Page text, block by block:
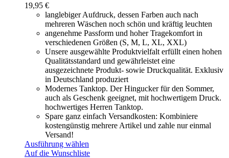
19,95 €
langlebiger Aufdruck, dessen Farben auch nach
mehreren Wäschen noch schön und kräftig leuchten
angenehme Passform und hoher Tragekomfort in
verschiedenen Größen (S, M, L, XL, XXL)
Unsere ausgewählte Produktvielfalt erfüllt einen hohen
Qualitätsstandard und gewährleistet eine
ausgezeichnete Produkt- sowie Druckqualität. Exklusiv
in Deutschland produziert
Modernes Tanktop. Der Hingucker für den Sommer,
auch als Geschenk geeignet, mit hochwertigem Druck.
hochwertiges Herren Tanktop.
Spare ganz einfach Versandkosten: Kombiniere
kostengünstig mehrere Artikel und zahle nur einmal
Versand!
Ausführung wählen
Auf die Wunschliste